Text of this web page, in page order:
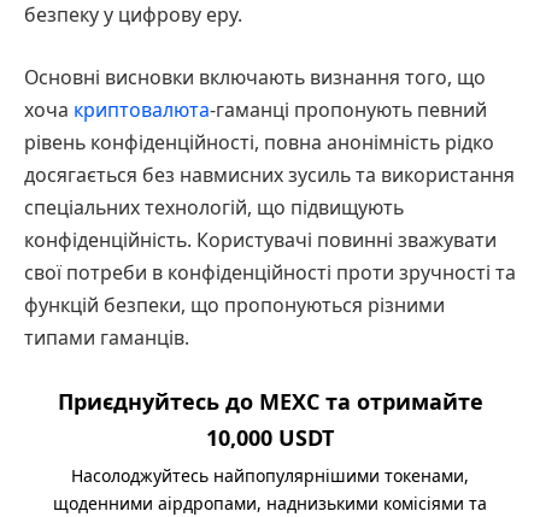
безпеку у цифрову еру.
Основні висновки включають визнання того, що
хоча криптовалюта-гаманці пропонують певний
рівень конфіденційності, повна анонімність рідко
досягається без навмисних зусиль та використання
спеціальних технологій, що підвищують
конфіденційність. Користувачі повинні зважувати
свої потреби в конфіденційності проти зручності та
функцій безпеки, що пропонуються різними
типами гаманців.
Приєднуйтесь до MEXC та отримайте
10,000 USDT
Насолоджуйтесь найпопулярнішими токенами,
щоденними аірдропами, наднизькими комісіями та